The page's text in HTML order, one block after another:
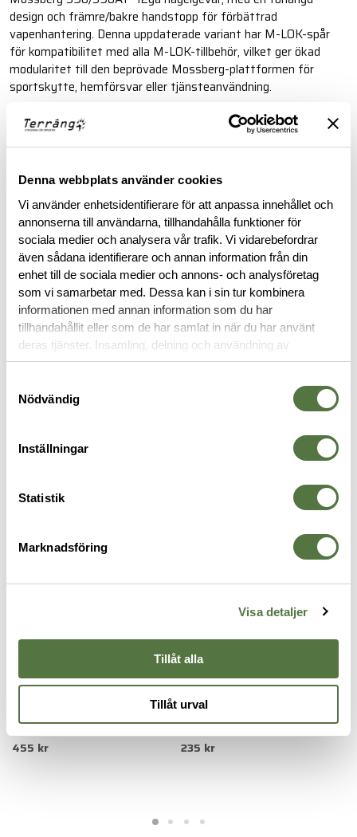
Denna webbplats använder cookies
Vi använder enhetsidentifierare för att anpassa innehållet och
annonserna till användarna, tillhandahålla funktioner för
sociala medier och analysera vår trafik. Vi vidarebefordrar
även sådana identifierare och annan information från din
enhet till de sociala medier och annons- och analysföretag
som vi samarbetar med. Dessa kan i sin tur kombinera
informationen med annan information som du har
tillhandahållit eller som de har samlat in när du har använt
deras tjänster. Insamling, delning och användning av
personuppgifter kan användas för personalisering av
Nödvändig
Inställningar
Statistik
Marknadsföring
Visa detaljer
Tillåt alla
Tillåt urval
design och främre/bakre handstopp för förbättrad
vapenhantering. Denna uppdaterade variant har M-LOK-spår
för kompatibilitet med alla M-LOK-tillbehör, vilket ger ökad
modularitet till den beprövade Mossberg-plattformen för
sportskytte, hemförsvar eller tjänsteanvändning.
Läs mer
BESKRIVNING
RECENSIONER
OM VARUMÄRKET
VAPENTILLBEHÖR
MAGPUL
Magpul DAKA Field Tray Large
Black
455 kr
M-LOK® Rail Covers, Type 2
Half Slot FDE
235 kr